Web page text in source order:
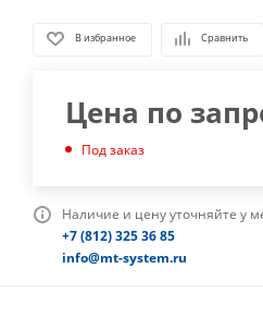
В избранное Сравнить
Цена по
Под заказ
Наличие и цену уточняйте у
+7 (812) 325 36 85
info@mt-system.ru